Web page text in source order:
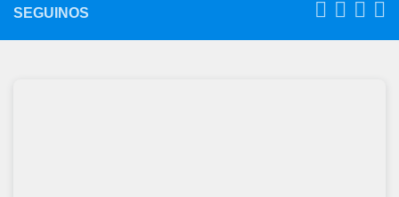
SEGUINOS